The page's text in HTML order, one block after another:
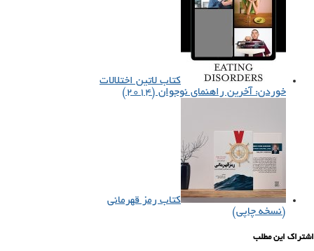
کتاب لاتین اختلالات
خوردن: آخرین راهنمای نوجوان (۲۰۱۴)
کتاب رمز قهرمانی
(نسخه چاپی)
اشتراک این مطلب